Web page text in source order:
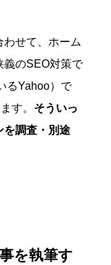
せて、ホーム
義のSEO対策で
るYahoo）で
す。 そういっ
を調査・別途
を執筆す